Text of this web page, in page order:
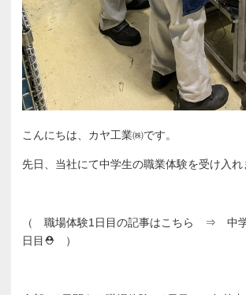
こんにちは、カヤ工業㈱です。
先日、当社にて中学生の職業体験を受け入れ
（ 職場体験1日目の記事はこちら ⇒ 中
日目⛑️ ）